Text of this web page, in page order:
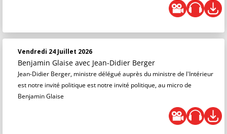
Vendredi 24 Juillet 2026
Benjamin Glaise avec Jean-Didier Berger
Jean-Didier Berger, ministre délégué auprès du ministre de l'Intérieur
est notre invité politique est notre invité politique, au micro de
Benjamin Glaise